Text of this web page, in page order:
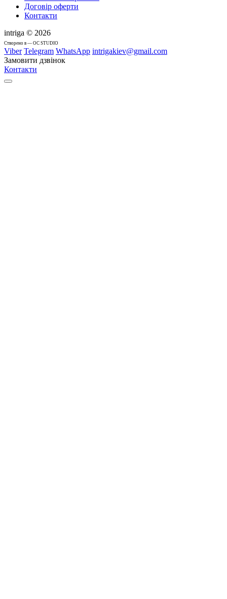
Договір оферти
Контакти
intriga © 2026
Cтворено в — OC STUDIO
Viber Telegram WhatsApp intrigakiev@gmail.com
Замовити дзвінок
Контакти